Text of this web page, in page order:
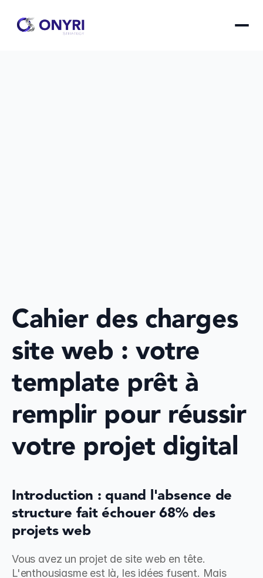
Cahier des charges
site web : votre
template prêt à
remplir pour réussir
votre projet digital
Introduction : quand l'absence de
structure fait échouer 68% des
projets web
Vous avez un projet de site web en tête.
L'enthousiasme est là, les idées fusent. Mais